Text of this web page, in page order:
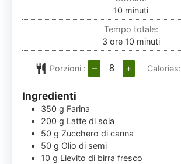
10 minuti
minuti
Tempo totale:
3ore
ore 10minuti
minuti
Porzioni : – + Calories:
Ingredienti
350 g Farina
200 g Latte di soia
50 g Zucchero di canna
50 g Olio di semi
10 g Lievito di birra fresco